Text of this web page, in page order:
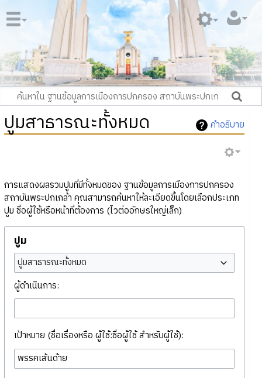
คำอธิบาย
ปูมสาธารณะทั้งหมด
การแสดงผลรวมปูมที่มีทั้งหมดของ ฐานข้อมูลการเมืองการปกครอง
สถาบันพระปกเกล้า คุณสามารถค้นหาให้ละเอียดขึ้นโดยเลือกประเภท
ปูม ชื่อผู้ใช้หรือหน้าที่ต้องการ (ไวต่ออักษรใหญ่เล็ก)
ปูม
ปูมสาธารณะทั้งหมด
ผู้ดำเนินการ:
เป้าหมาย (ชื่อเรื่องหรือ ผู้ใช้:ชื่อผู้ใช้ สำหรับผู้ใช้):